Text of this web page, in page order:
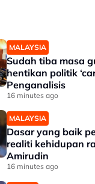
MALAYSIA
Sudah tiba masa
hentikan politik
Penganalisis
16 minutes ago
MALAYSIA
Dasar yang baik
realiti kehidupan
Amirudin
16 minutes ago